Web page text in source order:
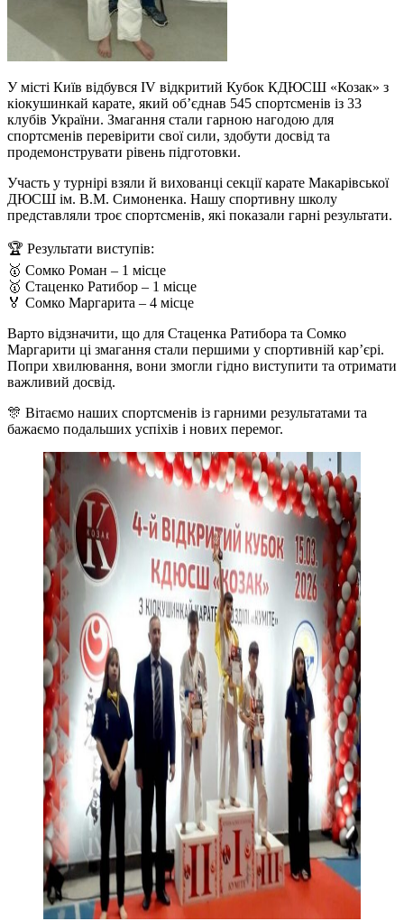
У місті Київ відбувся IV відкритий Кубок КДЮСШ «Козак» з
кіокушинкай карате, який об’єднав 545 спортсменів із 33
клубів України. Змагання стали гарною нагодою для
спортсменів перевірити свої сили, здобути досвід та
продемонструвати рівень підготовки.
Участь у турнірі взяли й вихованці секції карате Макарівської
ДЮСШ ім. В.М. Симоненка. Нашу спортивну школу
представляли троє спортсменів, які показали гарні результати.
🏆 Результати виступів:
🥇 Сомко Роман – 1 місце
🥇 Стаценко Ратибор – 1 місце
🏅 Сомко Маргарита – 4 місце
Варто відзначити, що для Стаценка Ратибора та Сомко
Маргарити ці змагання стали першими у спортивній кар’єрі.
Попри хвилювання, вони змогли гідно виступити та отримати
важливий досвід.
🎊 Вітаємо наших спортсменів із гарними результатами та
бажаємо подальших успіхів і нових перемог.